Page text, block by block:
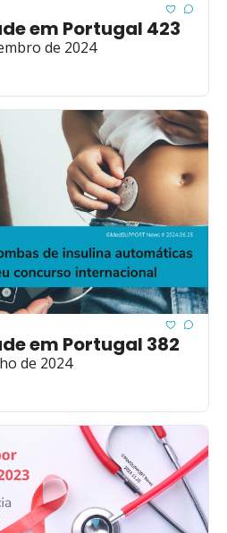
em Portugal 423
de 2024
em Portugal 382
de 2024